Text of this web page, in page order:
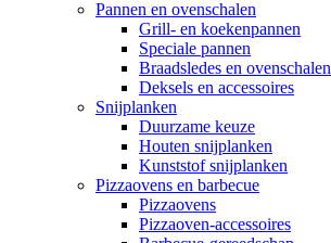
Pannen en ovenschalen
Grill- en koekenpannen
Speciale pannen
Braadsledes en ovenschalen
Deksels en accessoires
Snijplanken
Duurzame keuze
Houten snijplanken
Kunststof snijplanken
Pizzaovens en barbecue
Pizzaovens
Pizzaoven-accessoires